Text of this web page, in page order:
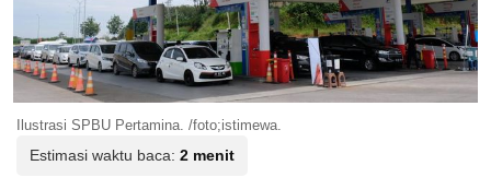
Ilustrasi SPBU Pertamina. /foto;istimewa.
Estimasi waktu baca: 2 menit